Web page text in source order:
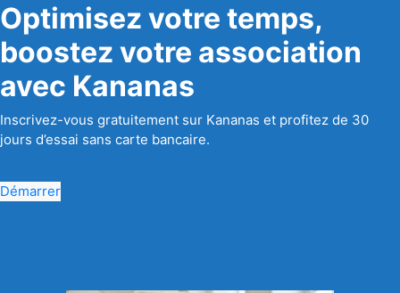
Optimisez votre temps,
boostez votre association
avec Kananas
Inscrivez-vous gratuitement sur Kananas et profitez de 30
jours d’essai sans carte bancaire.
Démarrer